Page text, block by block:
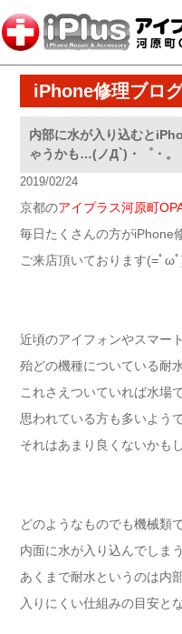
iPhone修理ブロ
内部に水が入り込むと
ゃうかも…(ノД`)・゜・。
2019/02/24
京都のアイプラス河原町
毎日たくさんの方がiPhone
ご来店頂いております(=ﾟω
近頃のアイフォンやスマー
殆どの機種についている耐
これさえついていれば水場
思われている方も多いよう
それはあまり良くないかも
どのようなものでも機械類
内面に水が入り込んでしま
あくまで耐水というのは内
入りにくい仕組みの目安と